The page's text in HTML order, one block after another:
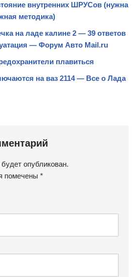
внутренних ШРУСов (нужна
методика)
на ладе калине 2 — 39 ответов
— Форум Авто Mail.ru
плавиться
на ваз 2114 — Все о Лада
опубликован.
помечены *